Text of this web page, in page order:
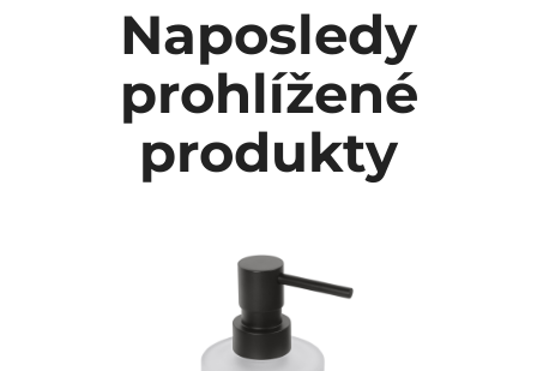
Naposledy
prohlížené
produkty